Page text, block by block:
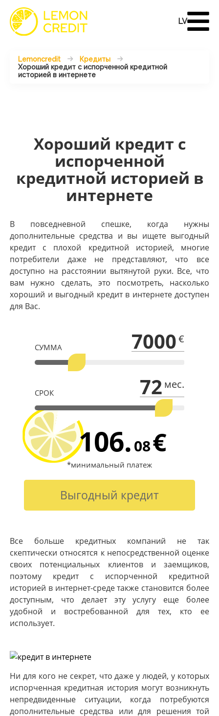
LV
Lemoncredit
Кредиты
Хороший кредит с испорченной кредитной
историей в интернете
Хороший кредит с
испорченной
кредитной историей в
интернете
В повседневной спешке, когда нужны
дополнительные средства и вы ищете выгодный
кредит с плохой кредитной историей, многие
потребители даже не представляют, что все
доступно на расстоянии вытянутой руки. Все, что
вам нужно сделать, это посмотреть, насколько
хороший и выгодный кредит в интернете доступен
для Вас.
СУММА 7000€
СРОК 72 мес.
106.08€
*минимальный платеж
Выгодный кредит
Все больше кредитных компаний не так
скептически относятся к непосредственной оценке
своих потенциальных клиентов и заемщиков,
поэтому кредит с испорченной кредитной
историей в интернет-среде также становится более
доступным, что делает эту услугу еще более
удобной и востребованной для тех, кто ее
использует.
Ни для кого не секрет, что даже у людей, у которых
испорченная кредитная история могут возникнуть
непредвиденные ситуации, когда потребуются
дополнительные средства или для решения той